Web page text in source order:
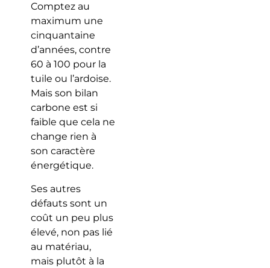
Comptez au
maximum une
cinquantaine
d’années, contre
60 à 100 pour la
tuile ou l’ardoise.
Mais son bilan
carbone est si
faible que cela ne
change rien à
son caractère
énergétique.
Ses autres
défauts sont un
coût un peu plus
élevé, non pas lié
au matériau,
mais plutôt à la